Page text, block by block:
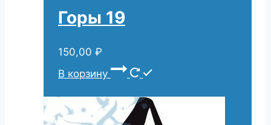
Горы 19
150,00 ₽
В корзину